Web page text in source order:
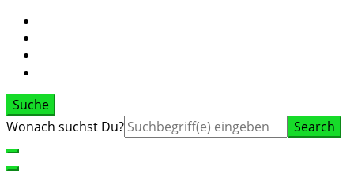
Suche
Suche
Wonach suchst Du?